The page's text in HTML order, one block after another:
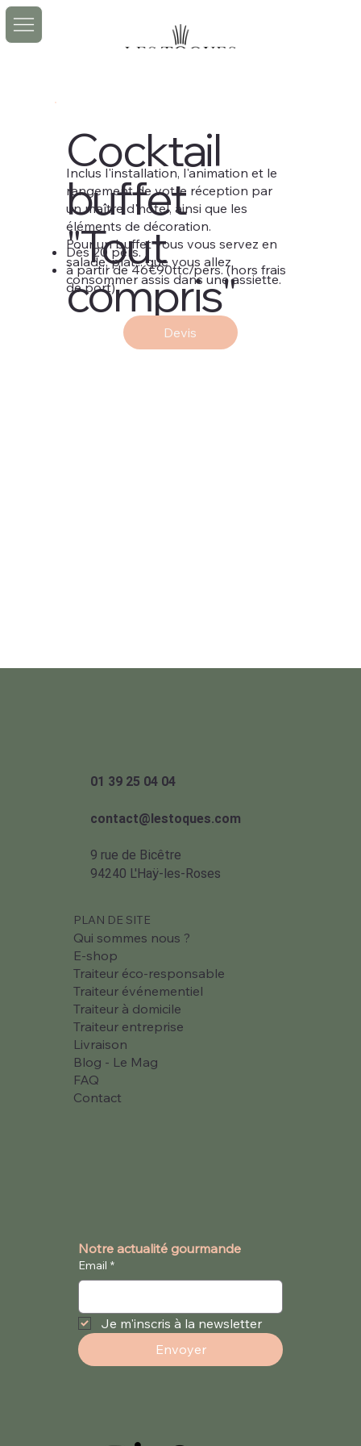
Cocktail
buffet
"Tout
compris"
Inclus l'installation, l'animation et le
rangement de votre réception par
un maître d'hôtel, ainsi que les
éléments de décoration.
Pour un buffet vous vous servez en
salade, plat... que vous allez
consommer assis dans une assiette.
Dès 20 pers.
à partir de 46€90ttc/pers. (hors frais
de port)
Devis
Notre actualité gourmande
Email *
Je m'inscris à la newsletter
Envoyer
01 39 25 04 04
contact@lestoques.com
9 rue de Bicêtre
94240 L'Haÿ-les-Roses
PLAN DE SITE
Qui sommes nous ?
E-shop
Traiteur éco-responsable
Traiteur événementiel
Traiteur à domicile
Traiteur entreprise
Livraison
Blog - Le Mag
FAQ
Contact